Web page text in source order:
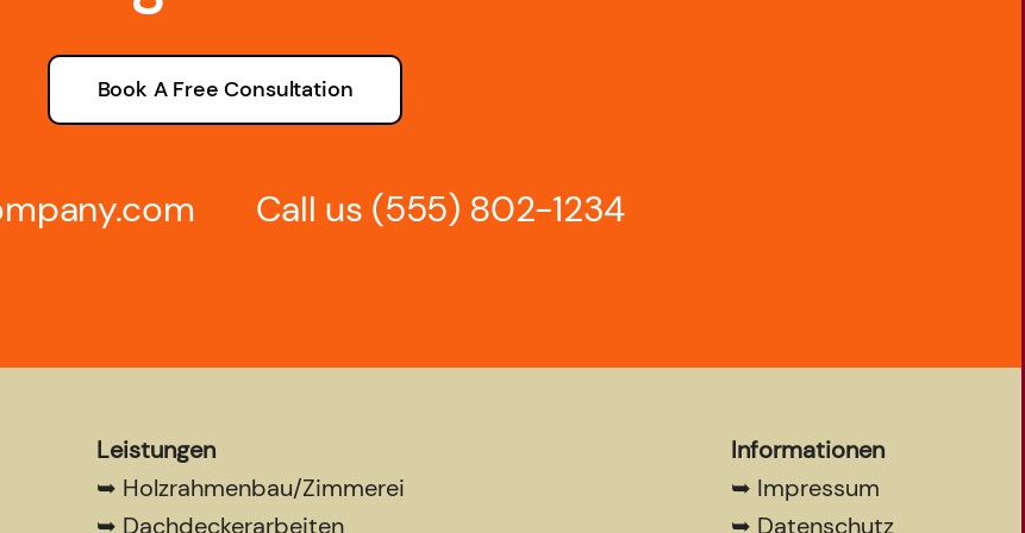
Book A Free Consultation
Call us (555) 802-1234
Leistungen
➥ Holzrahmenbau/Zimmerei
➥ Dachdeckerarbeiten
Informationen
➥ Impressum
➥ Datenschutz